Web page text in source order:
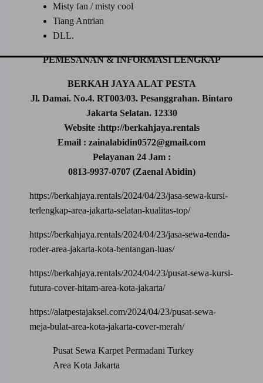
Misty fan / misty cool
Tiang Antrian
DLL.
PEMESANAN & INFORMASI LENGKAP
BERKAH JAYA ALAT PESTA
Jl. Damai. No.4. RT003/03. Pesanggrahan. Bintaro
Jakarta Selatan. 12330
Website :http://berkahjaya.rentals
Email : zainalabidin0572@gmail.com
Pelayanan 24 Jam :
0813-9937-0707 (Zaenal Abidin)
https://berkahjaya.rentals/2024/04/23/jasa-sewa-kursi-
terlengkap-area-jakarta-selatan-kualitas-top/
https://berkahjaya.rentals/2024/04/23/jasa-sewa-tenda-
roder-area-jakarta-kota-bentangan-luas/
https://berkahjaya.rentals/2024/04/23/pusat-sewa-kursi-
futura-cover-hitam-area-kota-jakarta/
https://alatpestajaksel.com/2024/04/23/pusat-sewa-
meja-bulat-area-kota-jakarta-cover-merah/
Pusat Sewa Karpet Permadani Turkey
Area Kota Jakarta